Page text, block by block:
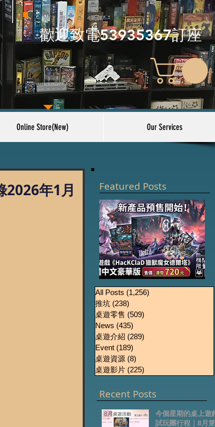
​歡迎致電53935367訂座
Online Store(New) Our Services
2026年1月
Featured Posts
《HacKClaD獵獸魔女
德爾塔》繁體中文豪
華版開放預售
All Posts (1,256)
推坑 (238)
桌遊零售 (509)
News (435)
桌遊介紹 (289)
Event (189)
桌遊資源 (8)
桌遊影片 (225)
Recent Posts
今個星期的桌上遊戲
試玩團行程｜8月第